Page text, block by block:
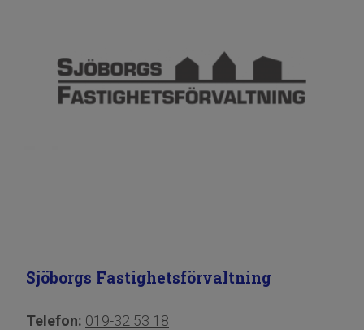
Sjöborgs Fastighetsförvaltning
Telefon: 019-32 53 18